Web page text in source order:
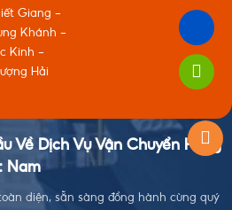
Giang -
Khánh -
Kinh -
Hải
Về Dịch Vụ Vận Chuyển Hàng
Nam
diện, sẵn sàng đồng hành cùng quý